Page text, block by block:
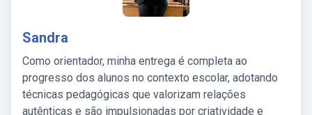
Sandra
Como orientador, minha entrega é completa ao
progresso dos alunos no contexto escolar, adotando
técnicas pedagógicas que valorizam relações
autênticas e são impulsionadas por criatividade e